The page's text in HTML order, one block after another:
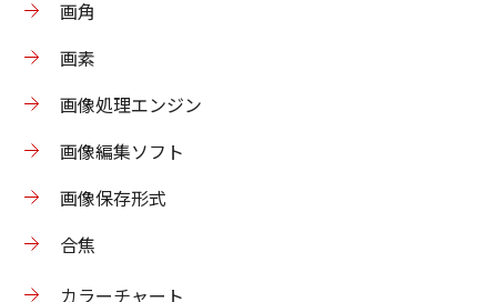
画角
画素
画像処理エンジン
画像編集ソフト
画像保存形式
合焦
カラーチャート